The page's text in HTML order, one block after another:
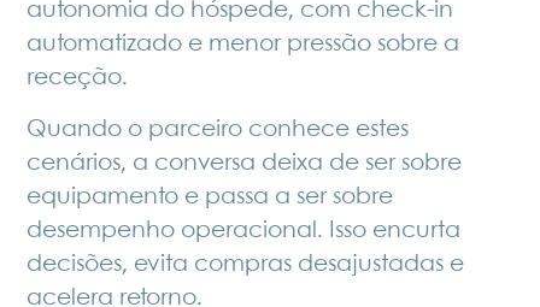
autonomia do hóspede, com check-in
automatizado e menor pressão sobre a
receção.
Quando o parceiro conhece estes
cenários, a conversa deixa de ser sobre
equipamento e passa a ser sobre
desempenho operacional. Isso encurta
decisões, evita compras desajustadas e
acelera retorno.